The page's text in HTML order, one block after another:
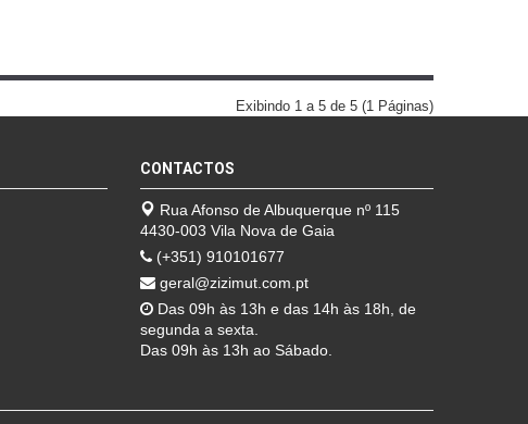
Exibindo 1 a 5 de 5 (1 Páginas)
CONTACTOS
Rua Afonso de Albuquerque nº 115
4430-003 Vila Nova de Gaia
(+351) 910101677
geral@zizimut.com.pt
Das 09h às 13h e das 14h às 18h, de
segunda a sexta.
Das 09h às 13h ao Sábado.